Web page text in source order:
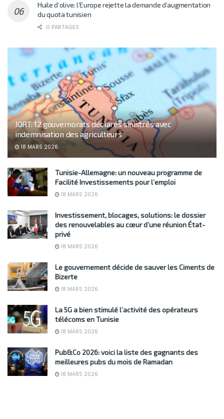
Huile d’olive: l’Europe rejette la demande d’augmentation
du quota tunisien
0 PARTAGES
JORT: 12 gouvernorats déclarés sinistrés avec
indemnisation des agriculteurs
18 MARS 2026
Tunisie-Allemagne: un nouveau programme de
Facilité Investissements pour l’emploi
18 MARS 2026
Investissement, blocages, solutions: le dossier
des renouvelables au cœur d’une réunion État-
privé
18 MARS 2026
Le gouvernement décide de sauver les Ciments de
Bizerte
18 MARS 2026
La 5G a bien stimulé l’activité des opérateurs
télécoms en Tunisie
18 MARS 2026
Pub&Co 2026: voici la liste des gagnants des
meilleures pubs du mois de Ramadan
18 MARS 2026